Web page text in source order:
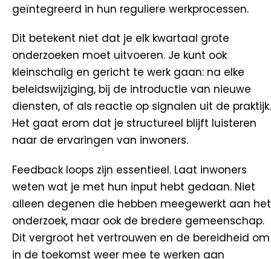
geïntegreerd in hun reguliere werkprocessen.
Dit betekent niet dat je elk kwartaal grote
onderzoeken moet uitvoeren. Je kunt ook
kleinschalig en gericht te werk gaan: na elke
beleidswijziging, bij de introductie van nieuwe
diensten, of als reactie op signalen uit de praktijk.
Het gaat erom dat je structureel blijft luisteren
naar de ervaringen van inwoners.
Feedback loops zijn essentieel. Laat inwoners
weten wat je met hun input hebt gedaan. Niet
alleen degenen die hebben meegewerkt aan het
onderzoek, maar ook de bredere gemeenschap.
Dit vergroot het vertrouwen en de bereidheid om
in de toekomst weer mee te werken aan